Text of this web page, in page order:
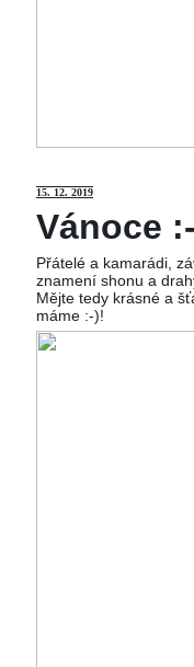
15. 12. 2019
Vánoce
Přátelé a kamarádi,
znamení shonu a
Mějte tedy krásné a
máme :-)!